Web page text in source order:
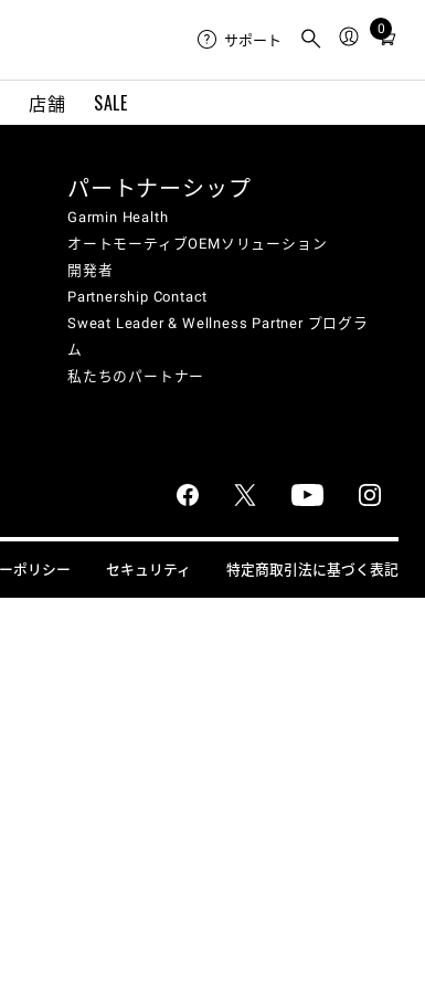
店舗 SALE
サポート
0
Total
in
パートナーシップ
Garmin Health
オートモーティブOEMソリューション
開発者
Partnership Contact
Sweat Leader & Wellness Partner プログラ
ム
私たちのパートナー
ポリシー セキュリティ 特定商取引法に基づく表記